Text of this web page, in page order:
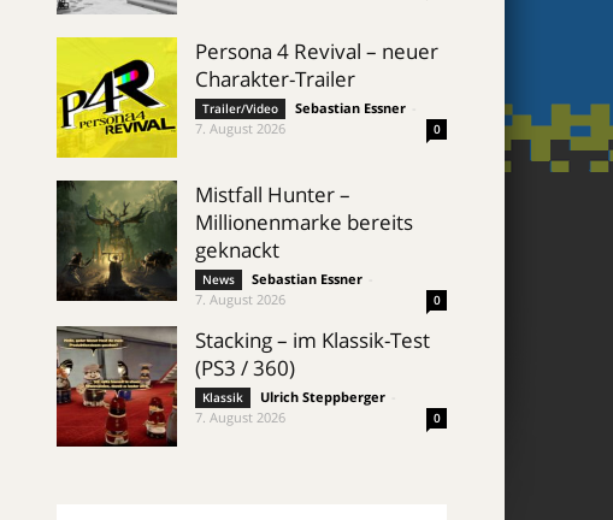
Persona 4 Revival – neuer
Charakter-Trailer
Trailer/Video Sebastian Essner
7. August 2026
0
Mistfall Hunter –
Millionenmarke bereits
geknackt
News Sebastian Essner
7. August 2026
0
Stacking – im Klassik-Test
(PS3 / 360)
Klassik Ulrich Steppberger
7. August 2026
0